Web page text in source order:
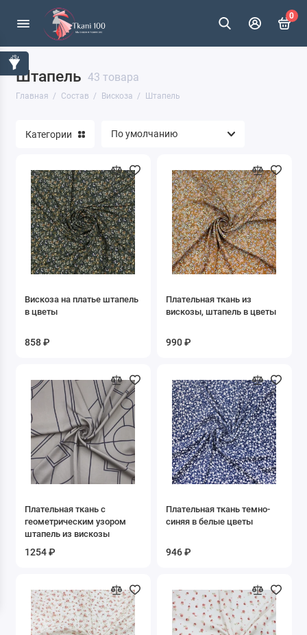
0
Штапель 43 товара
Главная Состав Вискоза Штапель
Акрил
Ацетат
Капрон
Кашемир
Крапива
Модал
Мохер
Нейлон
Полиамид
Полиэстер
Смесовые ткани
Тенсель
Хлопок
Категории
Вискоза на платье штапель
в цветы
858 ₽
Плательная ткань из
вискозы, штапель в цветы
990 ₽
Плательная ткань с
геометрическим узором
штапель из вискозы
1254 ₽
Плательная ткань темно-
синяя в белые цветы
946 ₽